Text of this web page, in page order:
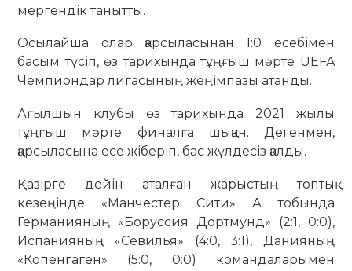
мергендік танытты.
Осылайша олар қарсыласынан 1:0 есебімен
басым түсіп, өз тарихында тұңғыш мәрте UEFA
Чемпиондар лигасының жеңімпазы атанды.
Ағылшын клубы өз тарихында 2021 жылы
тұңғыш мәрте финалға шыққан. Дегенмен,
қарсыласына есе жіберіп, бас жүлдесіз қалды.
Қазірге дейін аталған жарыстың топтық
кезеңінде «Манчестер Сити» А тобында
Германияның «Боруссия Дортмунд» (2:1, 0:0),
Испанияның «Севилья» (4:0, 3:1), Данияның
«Копенгаген» (5:0, 0:0) командаларымен